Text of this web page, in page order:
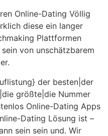
Online-Dating Völlig
diese ein langer
Plattformen
von unschätzbarem
der besten|der
größte|die Nummer
Online-Dating Apps
Dating Lösung ist –
sein sein und. Wir